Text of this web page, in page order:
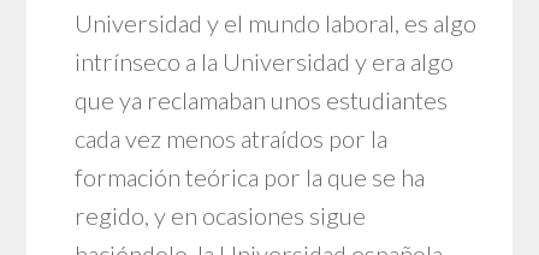
Universidad y el mundo laboral, es algo
intrínseco a la Universidad y era algo
que ya reclamaban unos estudiantes
cada vez menos atraídos por la
formación teórica por la que se ha
regido, y en ocasiones sigue